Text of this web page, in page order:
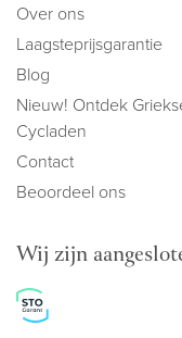
Over ons
Laagsteprijsgarantie
Blog
Nieuw! Ontdek
Cycladen
Contact
Beoordeel ons
Wij zijn